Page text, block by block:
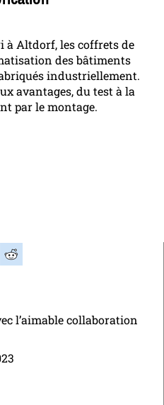
Altdorf, les coffrets de
des bâtiments
industriellement.
avantages, du test à la
par le montage.
Reddit
l’aimable collaboration